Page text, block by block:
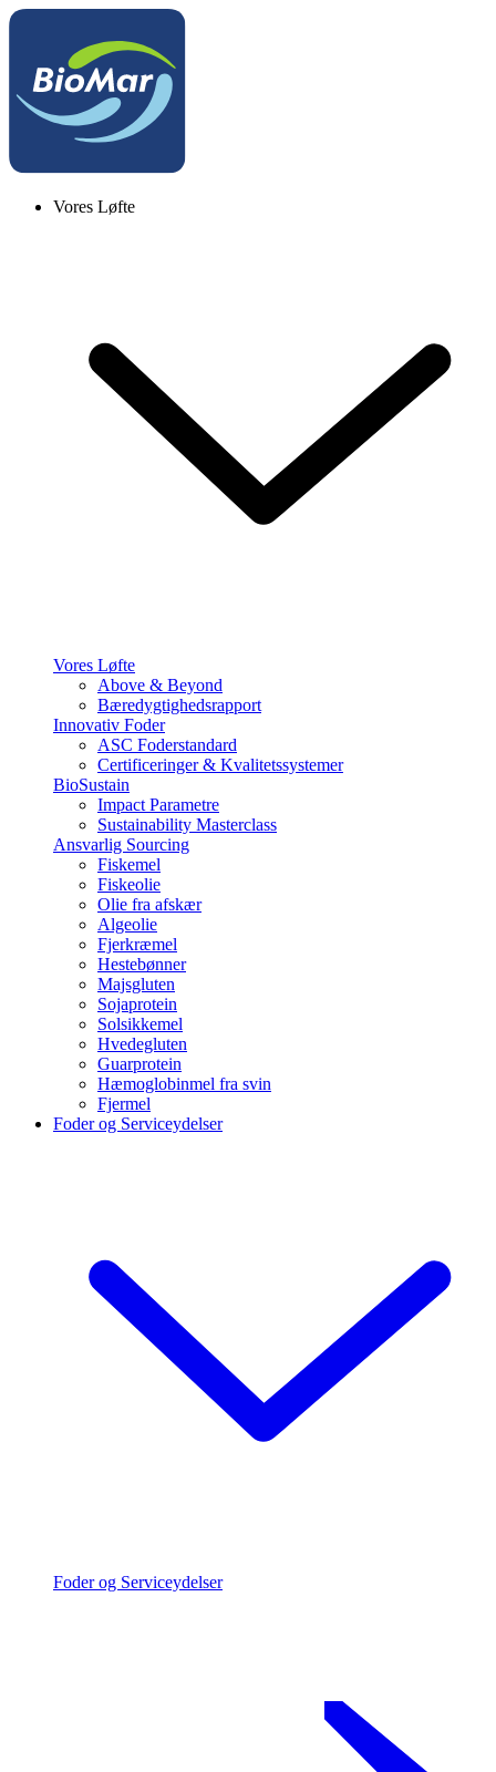
Vores Løfte
Vores Løfte
Above & Beyond
Bæredygtighedsrapport
Innovativ Foder
ASC Foderstandard
Certificeringer & Kvalitetssystemer
BioSustain
Impact Parametre
Sustainability Masterclass
Ansvarlig Sourcing
Fiskemel
Fiskeolie
Olie fra afskær
Algeolie
Fjerkræmel
Hestebønner
Majsgluten
Sojaprotein
Solsikkemel
Hvedegluten
Guarprotein
Hæmoglobinmel fra svin
Fjermel
Foder og Serviceydelser
Foder og Serviceydelser